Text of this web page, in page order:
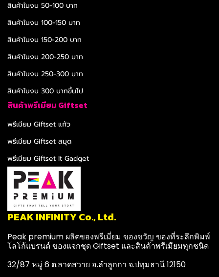
สินค้าในงบ 50-100 บาท
สินค้าในงบ 100-150 บาท
สินค้าในงบ 150-200 บาท
สินค้าในงบ 200-250 บาท
สินค้าในงบ 250-300 บาท
สินค้าในงบ 300 บาทขึ้นไป
สินค้าพรีเมียม Giftset
พรีเมียม Giftset แก้ว
พรีเมียม Giftset สมุด
พรีเมียม Giftset It Gadget
PEAK INFINITY Co., Ltd.
Peak premium ผลิตของพรีเมี่ยม ของขวัญ ของที่ระลึกพิมพ์
โลโก้แบรนด์ ของแจกชุด Giftset และสินค้าพรีเมียมทุกชนิด
32/87 หมู่ 6 ต.ลาดสวาย อ.ลำลูกกา จ.ปทุมธานี 12150